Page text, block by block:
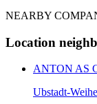
NEARBY
Location
ANTON AS
Ubstadt-